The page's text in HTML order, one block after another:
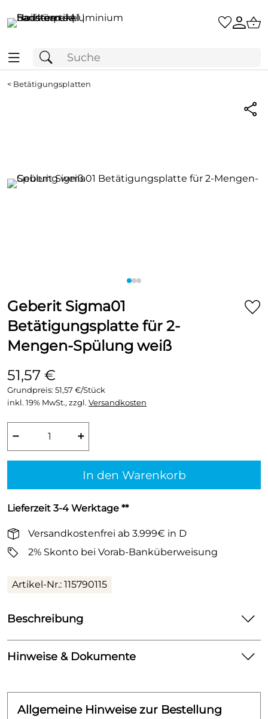
< Betätigungsplatten
Geberit Sigma01
Betätigungsplatte für 2-
Mengen-Spülung weiß
51,57 €
Grundpreis: 51,57 €/Stück
inkl. 19% MwSt., zzgl. Versandkosten
− +
In den Warenkorb
Lieferzeit 3-4 Werktage **
Versandkostenfrei ab 3.999€ in D
2% Skonto bei Vorab-Banküberweisung
Artikel-Nr.: 115790115
Beschreibung
Geberit Sigma01 Betätigungsplatte für 2-Mengen-
Spülung weiß
Zur Betätigung von vorne
Zur Verwendung mit Einwurfschacht für
Hinweise & Dokumente
Klicken Sie hier für weitere Informationen.
Allgemeine Hinweise zur Bestellung